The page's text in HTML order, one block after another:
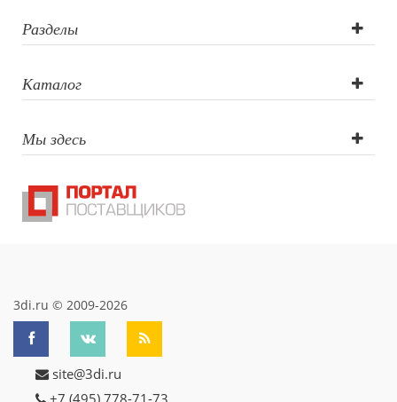
печать, УФ-
печать круговая,
Гравировка (CO2
лазер),
Гравировка
круговая (CO2
полимерной
смолой
Разделы
Каталог
Мы здесь
3di.ru © 2009-2026
site@3di.ru
+7 (495) 778-71-73